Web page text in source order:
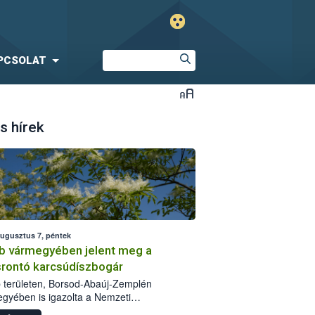
hírek
7, péntek
vármegyében jelent meg a
karcsúdíszbogár
területen, Borsod-Abaúj-Zemplén
is igazolta a Nemzeti
biztonsági Hivatal (Nébih) a